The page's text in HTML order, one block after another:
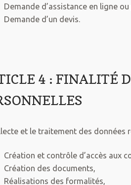
Demande d’assistance en ligne
Demande d’un devis.
4 : FINALITÉ
et le traitement des données
Création et contrôle d’accès aux
Création des documents,
Réalisations des formalités,